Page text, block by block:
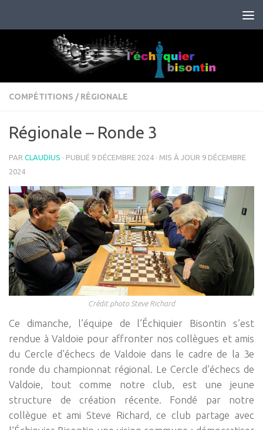
COMPÉTITIONS / RÉGIONALE
Régionale – Ronde 3
PAR CLAUDIUS · PUBLIÉ 9 DÉCEMBRE 2024 · MIS À JOUR 9 DÉCEMBRE
2024
Crédit photo Steve Richard
Ce dimanche, l’équipe de l’Échiquier Bisontin s’est
rendue à Valdoie pour affronter nos collègues et amis
du Cercle d’échecs de Valdoie dans le cadre de la 3e
ronde du championnat régional. Le Cercle d’échecs de
Valdoie, tout comme notre club, est une jeune
structure de création récente. Fondé par notre
collègue et ami Steve Richard, ce club partage avec